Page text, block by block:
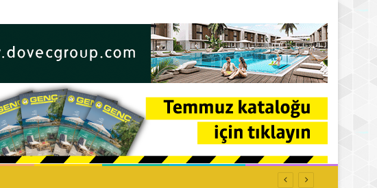
isyan etti: Affet bizi Turan amca